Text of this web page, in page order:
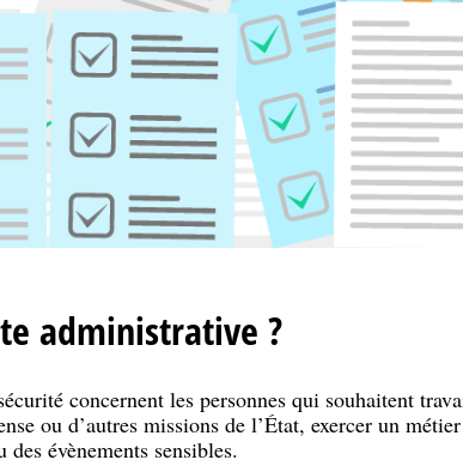
administrative ?
concernent les personnes qui souhaitent
ou d’autres missions de l’État, exercer un
des évènements sensibles.